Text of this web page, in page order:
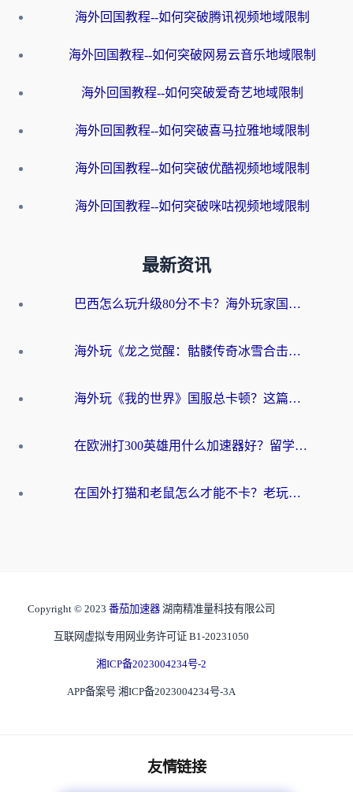
海外回国教程--如何突破腾讯视频地域限制
海外回国教程--如何突破网易云音乐地域限制
海外回国教程--如何突破爱奇艺地域限制
海外回国教程--如何突破喜马拉雅地域限制
海外回国教程--如何突破优酷视频地域限制
海外回国教程--如何突破咪咕视频地域限制
最新资讯
巴西怎么玩升级80分不卡？海外玩家国服游戏加速器终极指南（附避坑技巧）
海外玩《龙之觉醒：骷髅传奇冰雪合击》延迟高？这篇指南帮你解决卡顿烦恼！
海外玩《我的世界》国服总卡顿？这篇我的世界游戏加速器指南帮你解决所有问题
在欧洲打300英雄用什么加速器好？留学生亲测有效的解决方案来了
在国外打猫和老鼠怎么才能不卡？老玩家亲测的终极加速指南
Copyright © 2023 番茄加速器 湖南精准量科技有限公司
互联网虚拟专用网业务许可证 B1-20231050
湘ICP备2023004234号-2
APP备案号 湘ICP备2023004234号-3A
友情链接